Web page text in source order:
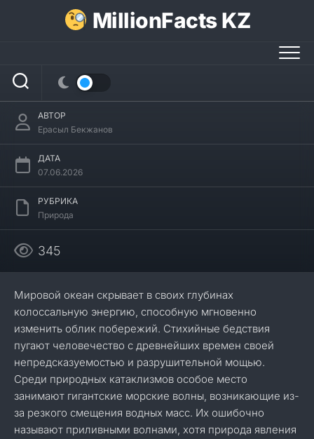
MillionFacts KZ
АВТОР
Ерасыл Бекжанов
ДАТА
07.06.2026
РУБРИКА
Природа
345
Мировой океан скрывает в своих глубинах
колоссальную энергию, способную мгновенно
изменить облик побережий. Стихийные бедствия
пугают человечество с древнейших времен своей
непредсказуемостью и разрушительной мощью.
Среди природных катаклизмов особое место
занимают гигантские морские волны, возникающие из-
за резкого смещения водных масс. Их ошибочно
называют приливными волнами, хотя природа явления